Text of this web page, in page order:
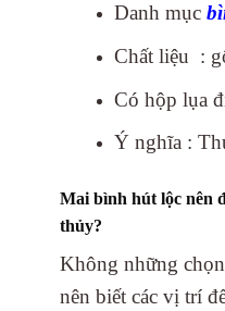
Danh mục
Chất liệu :
Có hộp lụa
Ý nghĩa :
Mai bình hút lộc nên
thủy?
Không những
nên biết các vị trí